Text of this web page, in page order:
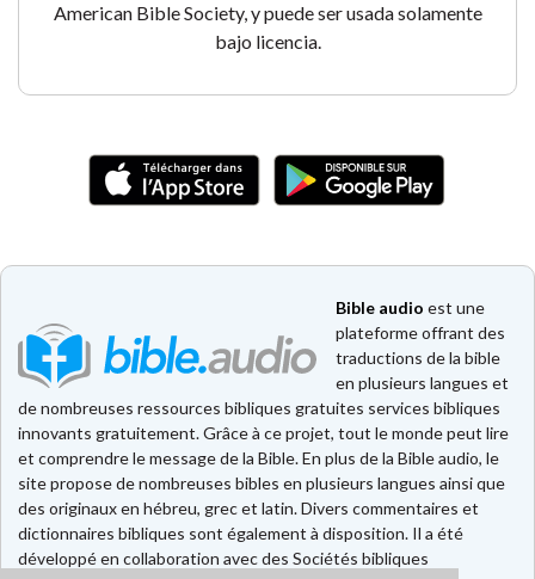
American Bible Society, y puede ser usada solamente
bajo licencia.
Bible audio est une
plateforme offrant des
traductions de la bible
en plusieurs langues et
de nombreuses ressources bibliques gratuites services bibliques
innovants gratuitement. Grâce à ce projet, tout le monde peut lire
et comprendre le message de la Bible. En plus de la Bible audio, le
site propose de nombreuses bibles en plusieurs langues ainsi que
des originaux en hébreu, grec et latin. Divers commentaires et
dictionnaires bibliques sont également à disposition. Il a été
développé en collaboration avec des Sociétés bibliques